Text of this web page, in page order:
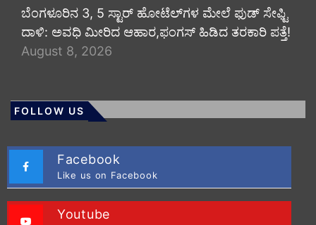
​ಬೆಂಗಳೂರಿನ 3, 5 ಸ್ಟಾರ್ ಹೋಟೆಲ್‌ಗಳ ಮೇಲೆ ಫುಡ್ ಸೇಫ್ಟಿ
ದಾಳಿ: ಅವಧಿ ಮೀರಿದ ಆಹಾರ,ಫಂಗಸ್ ಹಿಡಿದ ತರಕಾರಿ ಪತ್ತೆ!
August 8, 2026
FOLLOW US
Facebook
Like us on Facebook
Youtube